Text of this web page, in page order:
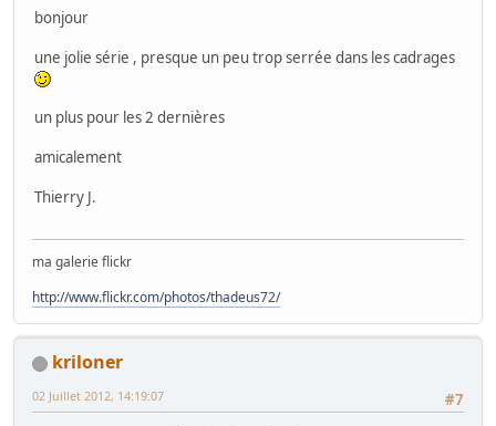
bonjour
une jolie série , presque un peu trop serrée dans les cadrages
un plus pour les 2 dernières
amicalement
Thierry J.
ma galerie flickr
http://www.flickr.com/photos/thadeus72/
kriloner
#7
02 Juillet 2012, 14:19:07